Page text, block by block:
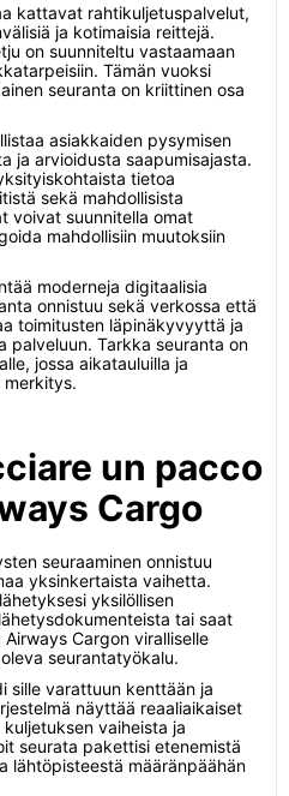
kattavat rahtikuljetuspalvelut,
ja kotimaisia reittejä.
on suunniteltu vastaamaan
Tämän vuoksi
seuranta on kriittinen osa
asiakkaiden pysymisen
ja arvioidusta saapumisajasta.
tietoa
sekä mahdollisista
voivat suunnitella omat
mahdollisiin muutoksiin
moderneja digitaalisia
onnistuu sekä verkossa että
toimitusten läpinäkyvyyttä ja
palveluun. Tarkka seuranta on
jossa aikatauluilla ja
merkitys.
un pacco
Cargo
seuraaminen onnistuu
yksinkertaista vaihetta.
yksilöllisen
tai saat
Cargon viralliselle
seurantatyökalu.
sille varattuun kenttään ja
näyttää reaaliaikaiset
vaiheista ja
seurata pakettisi etenemistä
lähtöpisteestä määränpäähän